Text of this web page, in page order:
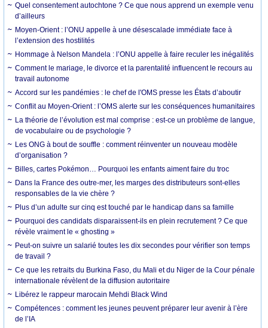
Quel consentement autochtone ? Ce que nous apprend un exemple venu
d’ailleurs
Moyen-Orient : l’ONU appelle à une désescalade immédiate face à
l’extension des hostilités
Hommage à Nelson Mandela : l’ONU appelle à faire reculer les inégalités
Comment le mariage, le divorce et la parentalité influencent le recours au
travail autonome
Accord sur les pandémies : le chef de l'OMS presse les États d’aboutir
Conflit au Moyen-Orient : l’OMS alerte sur les conséquences humanitaires
La théorie de l’évolution est mal comprise : est-ce un problème de langue,
de vocabulaire ou de psychologie ?
Les ONG à bout de souffle : comment réinventer un nouveau modèle
d’organisation ?
Billes, cartes Pokémon… Pourquoi les enfants aiment faire du troc
Dans la France des outre-mer, les marges des distributeurs sont-elles
responsables de la vie chère ?
Plus d’un adulte sur cinq est touché par le handicap dans sa famille
Pourquoi des candidats disparaissent-ils en plein recrutement ? Ce que
révèle vraiment le « ghosting »
Peut-on suivre un salarié toutes les dix secondes pour vérifier son temps
de travail ?
Ce que les retraits du Burkina Faso, du Mali et du Niger de la Cour pénale
internationale révèlent de la diffusion autoritaire
Libérez le rappeur marocain Mehdi Black Wind
Compétences : comment les jeunes peuvent préparer leur avenir à l’ère
de l’IA